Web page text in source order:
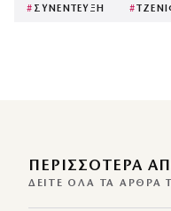
# ΣΥΝΕΝΤΕΥΞΗ #
ΠΕΡΙΣΣΌΤΕΡΑ
ΔΕΊΤΕ ΌΛΑ ΤΑ ΆΡΘΡΑ